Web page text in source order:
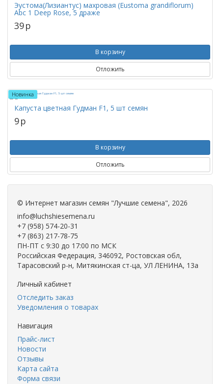
Эустома(Лизиантус) махровая (Eustoma grandiflorum)
Abc 1 Deep Rose, 5 драже
39p
В корзину
Отложить
Новинка
Капуста цветная Гудман F1, 5 шт семян
9p
В корзину
Отложить
© Интернет магазин семян "Лучшие семена", 2026
info@luchshiesemena.ru
+7 (958) 574-20-31
+7 (863) 217-78-75
ПН-ПТ с 9:30 до 17:00 по МСК
Российская Федерация, 346092, Ростовская обл,
Тарасовский р-н, Митякинская ст-ца, УЛ ЛЕНИНА, 13а
Личный кабинет
Отследить заказ
Уведомления о товарах
Навигация
Прайс-лист
Новости
Отзывы
Карта сайта
Форма связи